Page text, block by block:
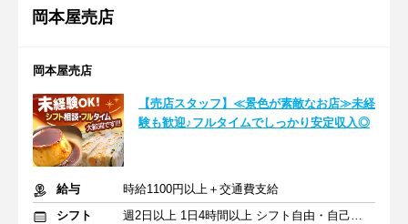
岡本屋売店
岡本屋売店
【売店スタッフ】≪景色が素敵なお店≫未経
験も歓迎♪フルタイムでしっかり安定収入◎
給与
時給1100円以上＋交通費支給
シフト
週2日以上 1日4時間以上 シフト自由・自己申告